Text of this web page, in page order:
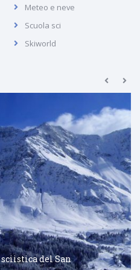
Meteo e neve
Scuola sci
Skiworld
del San